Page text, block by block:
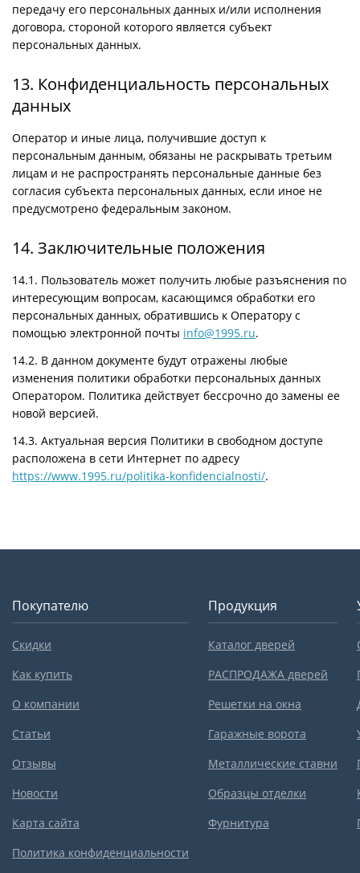
передачу его персональных данных и/или исполнения
договора, стороной которого является субъект
персональных данных.
13. Конфиденциальность персональных
данных
Оператор и иные лица, получившие доступ к
персональным данным, обязаны не раскрывать третьим
лицам и не распространять персональные данные без
согласия субъекта персональных данных, если иное не
предусмотрено федеральным законом.
14. Заключительные положения
14.1. Пользователь может получить любые разъяснения по
интересующим вопросам, касающимся обработки его
персональных данных, обратившись к Оператору с
помощью электронной почты info@1995.ru.
14.2. В данном документе будут отражены любые
изменения политики обработки персональных данных
Оператором. Политика действует бессрочно до замены ее
новой версией.
14.3. Актуальная версия Политики в свободном доступе
расположена в сети Интернет по адресу
https://www.1995.ru/politika-konfidencialnosti/.
Покупателю
Скидки
Как купить
О компании
Статьи
Отзывы
Новости
Карта сайта
Политика конфиденциальности
Продукция
Каталог дверей
РАСПРОДАЖА дверей
Решетки на окна
Гаражные ворота
Металлические ставни
Образцы отделки
Фурнитура